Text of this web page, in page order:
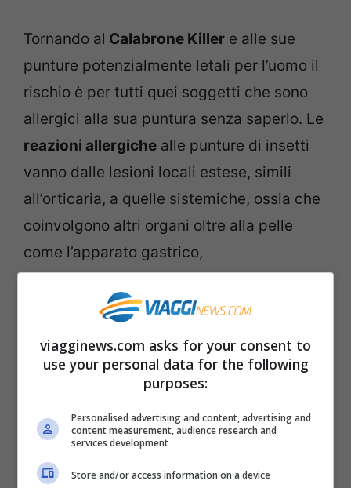
Tornando al Calabrone Killer e alle sue
punture potenzialmente letali per l’uomo il
rischio è per tutti quei soggetti che sono
allergici alla sua puntura senza saperlo. Le
reazioni allergiche alle punture di insetti
vanno dalle lesioni locali estese, simili
all’orticaria, a quelle sistemiche, ossia che
coinvolgono altri organi oltre alla pelle
come l’apparato gastrico,
cardiocircolatorio e respiratorio, con vari
gradi di gravità fino ad arrivare allo shock
Particolarmente esposti al rischio sono
tramite vaccino di aumentare le proprie
difese auto-immunitarie modulando la
viagginews.com asks for your consent to
use your personal data for the following
purposes:
Personalised advertising and content, advertising and
content measurement, audience research and
services development
Store and/or access information on a device